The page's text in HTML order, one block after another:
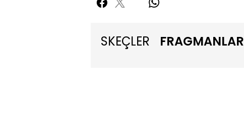
SKEÇLER FRAGMANLAR